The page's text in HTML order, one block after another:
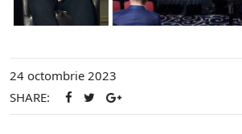
24 octombrie 2023
SHARE: